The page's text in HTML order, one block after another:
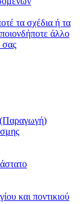
τα σχέδια ή τα
άλλο
σας
και ποντικιού